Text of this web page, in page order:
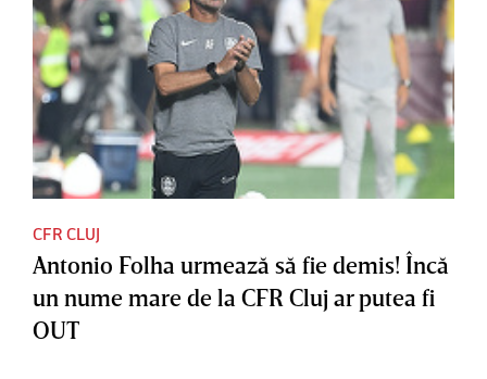
CFR CLUJ
Antonio Folha urmează să fie demis! Încă
un nume mare de la CFR Cluj ar putea fi
OUT